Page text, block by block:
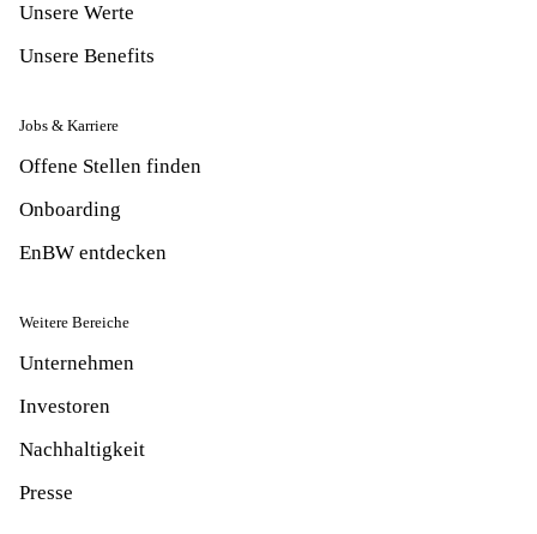
Unsere Werte
Unsere Benefits
Jobs & Karriere
Offene Stellen finden
Onboarding
EnBW entdecken
Weitere Bereiche
Unternehmen
Investoren
Nachhaltigkeit
Presse